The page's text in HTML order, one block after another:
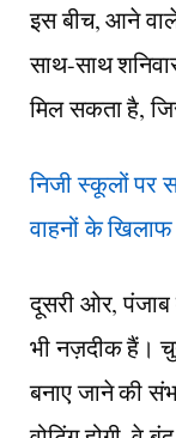
इस बीच, आने
साथ-साथ
मिल सकता है,
निजी स्कूलों पर
वाहनों के खिलाफ
दूसरी ओर,
भी नज़दीक हैं।
बनाए जाने की